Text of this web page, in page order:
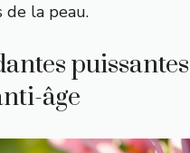
de la peau.
puissantes
âge